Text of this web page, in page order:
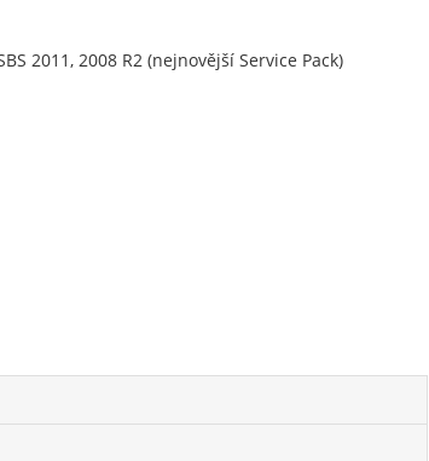
2011, 2008 R2 (nejnovější Service Pack)